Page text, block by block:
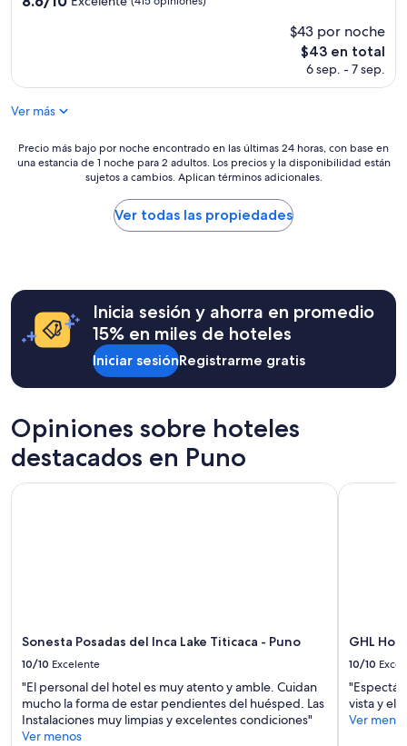
$43 por noche
El
precio
$43 en total
6 sep. - 7 sep.
Ver más
Precio
más
24
horas,
con
base
una
estancia
1
noche
para
adultos.
cambios.
Aplican
términos
adicionales.
Precio más bajo por noche encontrado en las últimas 24 horas, con base en
una estancia de 1 noche para 2 adultos. Los precios y la disponibilidad están
sujetos a cambios. Aplican términos adicionales.
Ver todas las propiedades
Inicia sesión y ahorra en promedio
15% en miles de hoteles
Iniciar sesiónRegistrarme gratis
Opiniones sobre hoteles
destacados en Puno
Sonesta Posadas del Inca Lake Titicaca - Puno
10/10 Excelente
"El personal del hotel es muy atento y amble. Cuidan
mucho la forma de estar pendientes del huésped. Las
Instalaciones muy limpias y excelentes condiciones"
Ver menos
Sonesta Posadas del Inca Lake Titicaca - Puno
GHL
10/10
vista y el
Ver
GHL